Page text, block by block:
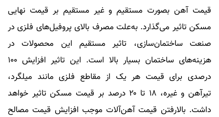
قیمت آهن بصورت مستقیم و غیر مستقیم بر قیمت نهایی
مسکن تاثیر می‌گذارد. به‌علت مصرف بالای پروفیل‌های فلزی در
صنعت ساختمان‌سازی، تاثیر مستقیم این محصولات در
هزینه‌های ساختمان بسیار بالا است. این تاثیر افزایش ۱۰۰
درصدی برای قیمت هر یک از مقاطع فلزی مانند میلگرد،
تیرآهن و غیره، ۱۸ تا ۲۰ درصد بر قیمت مسکن تاثیر خواهد
داشت. بالا‌رفتن قیمت آهن‌آلات موجب افزایش قیمت مصالح